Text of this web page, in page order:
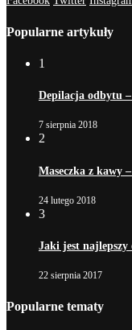
Popularne artykuły
1
Depilacja odbytu
7 sierpnia 2018
2
Maseczka z kawy
24 lutego 2018
3
Jaki jest
22 sierpnia 2017
Popularne tematy